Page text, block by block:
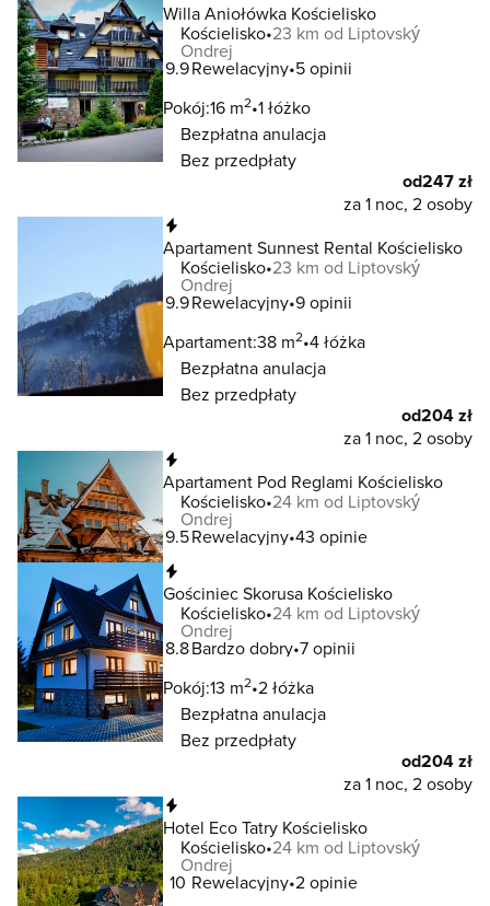
Willa Aniołówka Kościelisko
Kościelisko 23 km od Liptovský
Ondrej
9.9Rewelacyjny 5 opinii
Pokój:16 m2 1 łóżko
Bezpłatna anulacja
Bez przedpłaty
od247 zł
za 1 noc, 2 osoby
Apartament Sunnest Rental Kościelisko
Kościelisko 23 km od Liptovský
Ondrej
9.9Rewelacyjny 9 opinii
Apartament:38 m2 4 łóżka
Bezpłatna anulacja
Bez przedpłaty
od204 zł
za 1 noc, 2 osoby
Apartament Pod Reglami Kościelisko
Kościelisko 24 km od Liptovský
Ondrej
9.5Rewelacyjny 43 opinie
Gościniec Skorusa Kościelisko
Kościelisko 24 km od Liptovský
Ondrej
8.8Bardzo dobry 7 opinii
Pokój:13 m2 2 łóżka
Bezpłatna anulacja
Bez przedpłaty
od204 zł
za 1 noc, 2 osoby
Hotel Eco Tatry Kościelisko
Kościelisko 24 km od Liptovský
Ondrej
10 Rewelacyjny 2 opinie